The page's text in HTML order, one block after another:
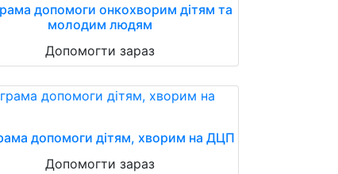
допомоги онкохворим дітям та
молодим людям
Допомогти зараз
допомоги дітям, хворим на ДЦП
Допомогти зараз